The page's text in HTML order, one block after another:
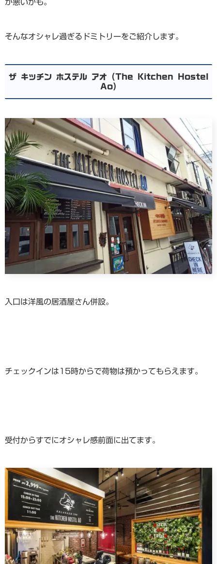
が悪いかも。
そんなオシャレ過ぎるドミトリーをご紹介します。
ザ キッチン ホステル アオ (The Kitchen Hostel
Ao)
入口は洋風の居酒屋さん併設。
チェックインは15時からで荷物は預かってもらえます。
受付からすでにオシャレ感前面に出てます。